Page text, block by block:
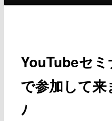
メ
YouTubeセ
で参加して
ﾉ